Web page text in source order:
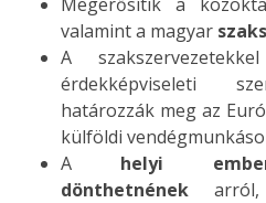
valamint a magyar
A
érdekképviseleti
határozzák meg az
külföldi
A helyi
dönthetnének arról,